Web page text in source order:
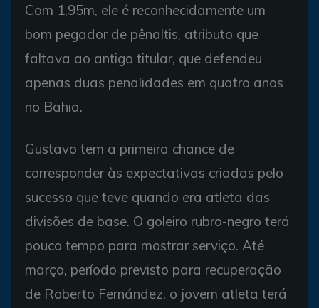
Com 1,95m, ele é reconhecidamente um
bom pegador de pênaltis, atributo que
faltava ao antigo titular, que defendeu
apenas duas penalidades em quatro anos
no Bahia.
Gustavo tem a primeira chance de
corresponder às expectativas criadas pelo
sucesso que teve quando era atleta das
divisões de base. O goleiro rubro-negro terá
pouco tempo para mostrar serviço. Até
março, período previsto para recuperação
de Roberto Fernández, o jovem atleta terá